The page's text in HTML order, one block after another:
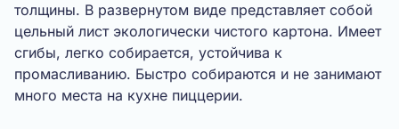
толщины. В развернутом виде представляет собой
цельный лист экологически чистого картона. Имеет
сгибы, легко собирается, устойчива к
промасливанию. Быстро собираются и не занимают
много места на кухне пиццерии.